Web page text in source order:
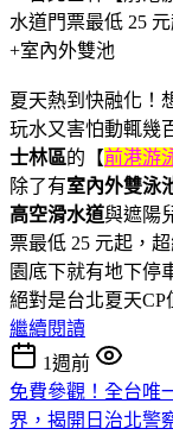
夏天熱到快融化！
玩水又害怕動輒幾
士林區的【前港游
除了有室內外雙泳
高空滑水道與遮陽
票最低 25 元起，
園底下就有地下停
絕對是台北夏天CP
繼續閱讀
1週前
免費參觀！全台唯
界，揭開日治北警